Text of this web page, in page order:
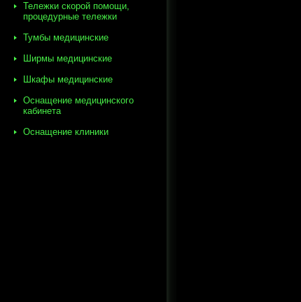
Тележки скорой помощи,
процедурные тележки
Тумбы медицинские
Ширмы медицинские
Шкафы медицинские
Оснащение медицинского
кабинета
Оснащение клиники